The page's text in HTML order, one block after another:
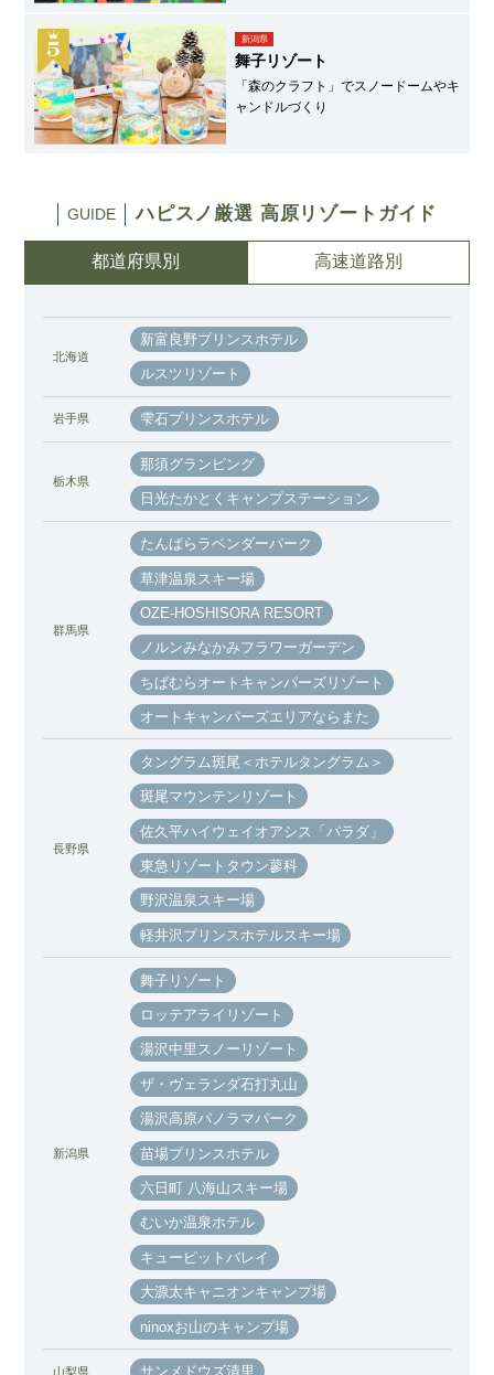
新潟県
舞子リゾート
「森のクラフト」でスノードームやキ
ャンドルづくり
GUIDE ハピスノ厳選 高原リゾートガイド
都道府県別 高速道路別
北海道
新富良野プリンスホテル
ルスツリゾート
岩手県 雫石プリンスホテル
栃木県
那須グランピング
日光たかとくキャンプステーション
群馬県
たんばらラベンダーパーク
草津温泉スキー場
OZE-HOSHISORA RESORT
ノルンみなかみフラワーガーデン
ちばむらオートキャンパーズリゾート
オートキャンパーズエリアならまた
長野県
タングラム斑尾＜ホテルタングラム＞
斑尾マウンテンリゾート
佐久平ハイウェイオアシス「パラダ」
東急リゾートタウン蓼科
野沢温泉スキー場
軽井沢プリンスホテルスキー場
新潟県
舞子リゾート
ロッテアライリゾート
湯沢中里スノーリゾート
ザ・ヴェランダ石打丸山
湯沢高原パノラマパーク
苗場プリンスホテル
六日町 八海山スキー場
むいか温泉ホテル
キューピットバレイ
大源太キャニオンキャンプ場
ninoxお山のキャンプ場
山梨県 サンメドウズ清里